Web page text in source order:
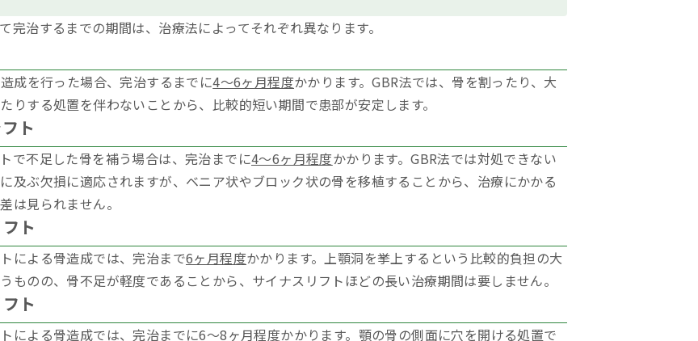
完治するまでの期間は、治療法によってそれぞれ異なります。
成を行った場合、完治するまでに4～6ヶ月程度かかります。GBR法では、骨を割ったり、大
りする処置を伴わないことから、比較的短い期間で患部が安定します。
ト
で不足した骨を補う場合は、完治までに4～6ヶ月程度かかります。GBR法では対処できない
及ぶ欠損に適応されますが、ベニア状やブロック状の骨を移植することから、治療にかかる
は見られません。
ト
による骨造成では、完治まで6ヶ月程度かかります。上顎洞を挙上するという比較的負担の大
ものの、骨不足が軽度であることから、サイナスリフトほどの長い治療期間は要しません。
ト
による骨造成では、完治までに6～8ヶ月程度かかります。顎の骨の側面に穴を開ける処置で